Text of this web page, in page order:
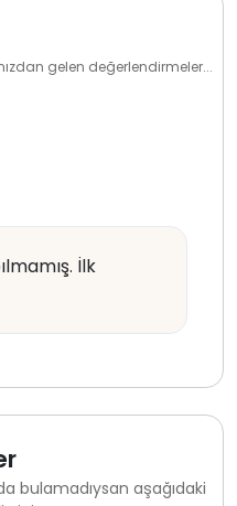
gelen değerlendirmeler...
İlk
bulamadıysan aşağıdaki